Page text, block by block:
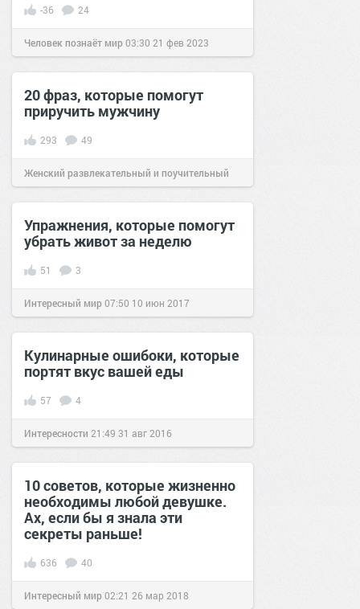
-36 24
Человек познаёт мир03:30 21 фев 2023
20 фраз, которые помогут
приручить мужчину
293 49
Женский развлекательный и поучительный
сайт.15:26 17 дек 2019
Упражнения, которые помогут
убрать живот за неделю
51 3
Интересный мир07:50 10 июн 2017
Кулинарные ошибоки, которые
портят вкус вашей еды
57 4
Интересности 21:49 31 авг 2016
10 советов, которые жизненно
необходимы любой девушке.
Ах, если бы я знала эти
секреты раньше!
636 40
Интересный мир02:21 26 мар 2018